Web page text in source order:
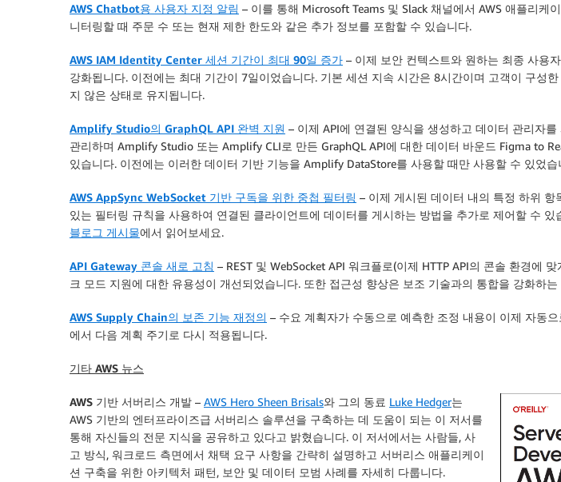
AWS Chatbot용 사용자 지정 알림 – 이를 통해 Microsoft Teams 및 Slack 채널에서 AWS 애플리케
니터링할 때 주문 수 또는 현재 제한 한도와 같은 추가 정보를 포함할 수 있습니다.
AWS IAM Identity Center 세션 기간이 최대 90일 증가 – 이제 보안 컨텍스트와 원하는 최종 사용
강화됩니다. 이전에는 최대 기간이 7일이었습니다. 기본 세션 지속 시간은 8시간이며 고객이 구성
지 않은 상태로 유지됩니다.
Amplify Studio의 GraphQL API 완벽 지원 – 이제 API에 연결된 양식을 생성하고 데이터 관리자
관리하며 Amplify Studio 또는 Amplify CLI로 만든 GraphQL API에 대한 데이터 바운드 Figma to
있습니다. 이전에는 이러한 데이터 기반 기능을 Amplify DataStore를 사용할 때만 사용할 수 있었습
AWS AppSync WebSocket 기반 구독을 위한 중첩 필터링 – 이제 게시된 데이터 내의 특정 하위 항
있는 필터링 규칙을 사용하여 연결된 클라이언트에 데이터를 게시하는 방법을 추가로 제어할 수 있
블로그 게시물에서 읽어보세요.
API Gateway 콘솔 새로 고침 – REST 및 WebSocket API 워크플로(이제 HTTP API의 콘솔 환경에
크 모드 지원에 대한 유용성이 개선되었습니다. 또한 접근성 향상은 보조 기술과의 통합을 강화하
AWS Supply Chain의 보존 기능 재정의 – 수요 계획자가 수동으로 예측한 조정 내용이 이제 자동
에서 다음 계획 주기로 다시 적용됩니다.
기타 AWS 뉴스
AWS 기반 서버리스 개발 – AWS Hero Sheen Brisals와 그의 동료 Luke Hedger는
AWS 기반의 엔터프라이즈급 서버리스 솔루션을 구축하는 데 도움이 되는 이 저서를
통해 자신들의 전문 지식을 공유하고 있다고 밝혔습니다. 이 저서에서는 사람들, 사
고 방식, 워크로드 측면에서 채택 요구 사항을 간략히 설명하고 서버리스 애플리케이
션 구축을 위한 아키텍처 패턴, 보안 및 데이터 모범 사례를 자세히 다룹니다.